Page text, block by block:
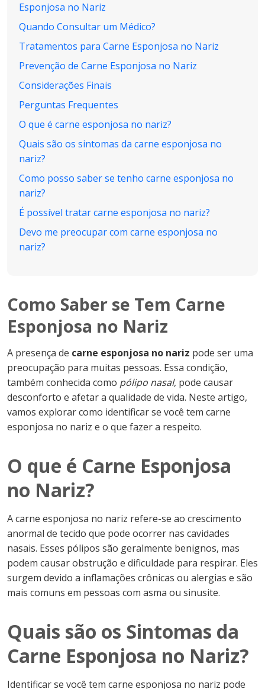
Esponjosa no Nariz
Quando Consultar um Médico?
Tratamentos para Carne Esponjosa no Nariz
Prevenção de Carne Esponjosa no Nariz
Considerações Finais
Perguntas Frequentes
O que é carne esponjosa no nariz?
Quais são os sintomas da carne esponjosa no
nariz?
Como posso saber se tenho carne esponjosa no
nariz?
É possível tratar carne esponjosa no nariz?
Devo me preocupar com carne esponjosa no
nariz?
Como Saber se Tem Carne
Esponjosa no Nariz
A presença de carne esponjosa no nariz pode ser uma
preocupação para muitas pessoas. Essa condição,
também conhecida como pólipo nasal, pode causar
desconforto e afetar a qualidade de vida. Neste artigo,
vamos explorar como identificar se você tem carne
esponjosa no nariz e o que fazer a respeito.
O que é Carne Esponjosa
no Nariz?
A carne esponjosa no nariz refere-se ao crescimento
anormal de tecido que pode ocorrer nas cavidades
nasais. Esses pólipos são geralmente benignos, mas
podem causar obstrução e dificuldade para respirar. Eles
surgem devido a inflamações crônicas ou alergias e são
mais comuns em pessoas com asma ou sinusite.
Quais são os Sintomas da
Carne Esponjosa no Nariz?
Identificar se você tem carne esponjosa no nariz pode